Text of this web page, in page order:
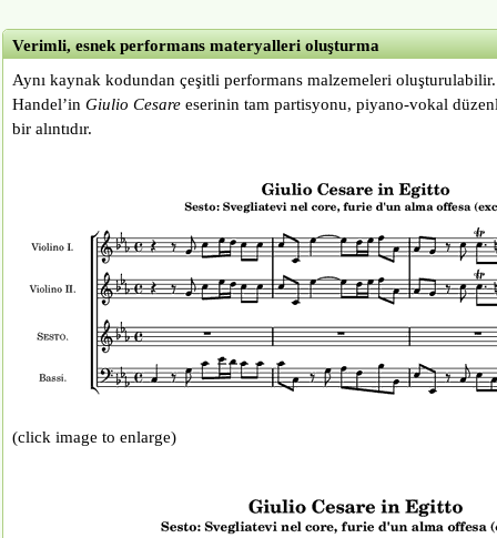
Verimli, esnek performans materyalleri oluşturma
Aynı kaynak kodundan çeşitli performans malzemeleri
Handel’in Giulio Cesareeserinin tam partisyonu, piyano-vokal
bir alıntıdır.
(click image to enlarge)